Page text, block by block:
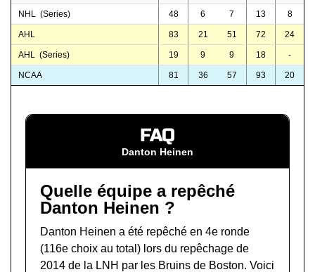
NHL (Series) 48 6 7 13 8
AHL 83 21 51 72 24
AHL (Series) 19 9 9 18 -
NCAA 81 36 57 93 20
FAQ
Danton Heinen
Quelle équipe a repêché
Danton Heinen ?
Danton Heinen a été repêché en 4e ronde
(116e choix au total) lors du repêchage de
2014 de la LNH par les Bruins de Boston. Voici